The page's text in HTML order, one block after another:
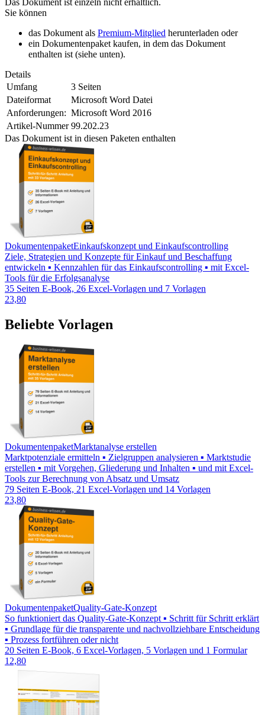
Das Dokument ist einzeln nicht erhältlich.
Sie können
das Dokument als Premium-Mitglied herunterladen oder
ein Dokumentenpaket kaufen, in dem das Dokument
enthalten ist (siehe unten).
Details
Umfang
3 Seiten
Dateiformat
Microsoft Word Datei
Anforderungen: Microsoft Word 2016
Artikel-Nummer 99.202.23
Das Dokument ist in diesen Paketen enthalten
DokumentenpaketEinkaufskonzept und Einkaufscontrolling
Ziele, Strategien und Konzepte für Einkauf und Beschaffung
entwickeln ▪ Kennzahlen für das Einkaufscontrolling ▪ mit Excel-
Tools für die Erfolgsanalyse
35 Seiten E-Book, 26 Excel-Vorlagen und 7 Vorlagen
23,80
Beliebte Vorlagen
DokumentenpaketMarktanalyse erstellen
Marktpotenziale ermitteln ▪ Zielgruppen analysieren ▪ Marktstudie
erstellen ▪ mit Vorgehen, Gliederung und Inhalten ▪ und mit Excel-
Tools zur Berechnung von Absatz und Umsatz
79 Seiten E-Book, 21 Excel-Vorlagen und 14 Vorlagen
23,80
DokumentenpaketQuality-Gate-Konzept
So funktioniert das Quality-Gate-Konzept ▪ Schritt für Schritt erklärt
▪ Grundlage für die transparente und nachvollziehbare Entscheidung
▪ Prozess fortführen oder nicht
20 Seiten E-Book, 6 Excel-Vorlagen, 5 Vorlagen und 1 Formular
12,80